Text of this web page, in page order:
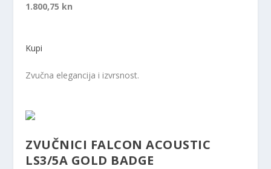
1.800,75 kn
Kupi
Zvučna elegancija i izvrsnost.
ZVUČNICI FALCON ACOUSTIC
LS3/5A GOLD BADGE